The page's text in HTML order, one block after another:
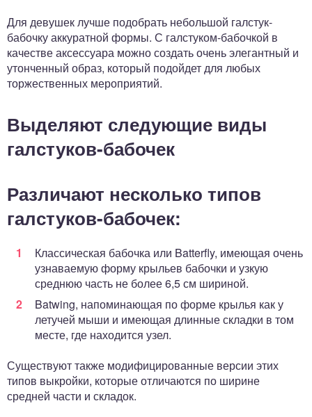
Для девушек лучше подобрать небольшой галстук-
бабочку аккуратной формы. С галстуком-бабочкой в
качестве аксессуара можно создать очень элегантный и
утонченный образ, который подойдет для любых
торжественных мероприятий.
Выделяют следующие виды
галстуков-бабочек
Различают несколько типов
галстуков-бабочек:
Классическая бабочка или Batterfly, имеющая очень
узнаваемую форму крыльев бабочки и узкую
среднюю часть не более 6,5 см шириной.
Batwing, напоминающая по форме крылья как у
летучей мыши и имеющая длинные складки в том
месте, где находится узел.
Существуют также модифицированные версии этих
типов выкройки, которые отличаются по ширине
средней части и складок.